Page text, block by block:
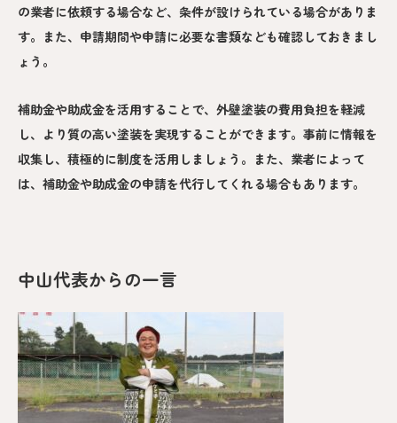
の業者に依頼する場合など、条件が設けられている場合がありま
す。また、申請期間や申請に必要な書類なども確認しておきまし
ょう。
補助金や助成金を活用することで、外壁塗装の費用負担を軽減
し、より質の高い塗装を実現することができます。事前に情報を
収集し、積極的に制度を活用しましょう。また、業者によって
は、補助金や助成金の申請を代行してくれる場合もあります。
中山代表からの一言